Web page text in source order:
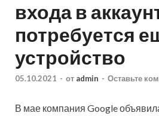
входа в
потребуется
устройство
05.10.2021 - от admin - Оставьте
В мае компания Google